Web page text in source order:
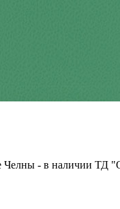
- в наличии ТД